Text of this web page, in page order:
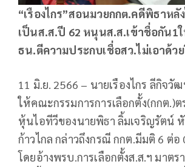
“เรืองไกร”สอนมวยกกต.คดีพิธาหลั
เป็นส.ส.ปี 62 หนุนส.ส.เข้าชื่อกัน1ใ
ธน.ตีความประกบเชื่อสว.ไม่เอาด้ว
11 มิ.ย. 2566 – นายเรืองไกร ลีกิจวั
ให้คณะกรรมการการเลือกตั้ง(กกต.)
หุ้นไอทีวีของนายพิธา ลิ้มเจริญรัตน์
ก้าวไกล กล่าวถึงกรณี กกต.มีมติ 6 ต่อ
โดยอ้างพรบ.การเลือกตั้งส.ส.ฯ มาตร